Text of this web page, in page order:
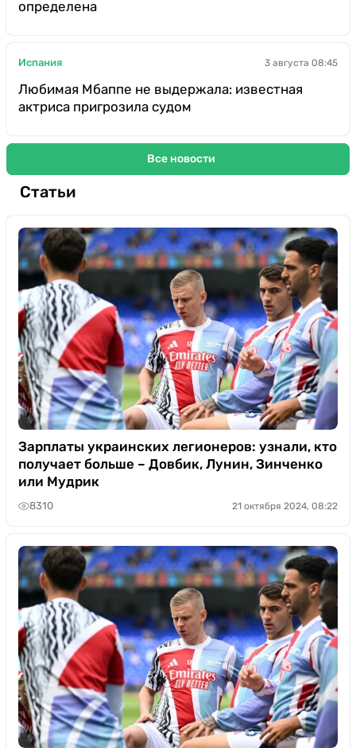
определена
Испания 3 августа 08:45
Любимая Мбаппе не выдержала: известная
актриса пригрозила судом
Все новости
Статьи
Зарплаты украинских легионеров: узнали, кто
получает больше – Довбик, Лунин, Зинченко
или Мудрик
8310 21 октября 2024, 08:22